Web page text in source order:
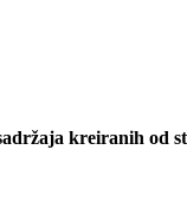
kreiranih od